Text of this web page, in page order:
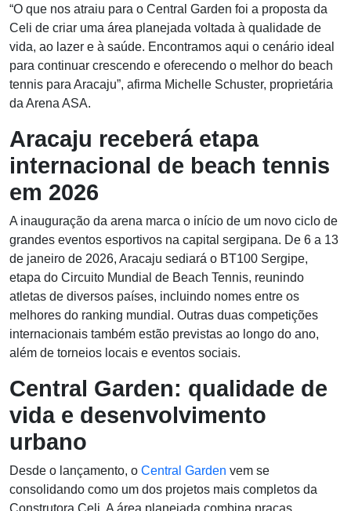
“O que nos atraiu para o Central Garden foi a proposta da
Celi de criar uma área planejada voltada à qualidade de
vida, ao lazer e à saúde. Encontramos aqui o cenário ideal
para continuar crescendo e oferecendo o melhor do beach
tennis para Aracaju”, afirma Michelle Schuster, proprietária
da Arena ASA.
Aracaju receberá etapa
internacional de beach tennis
em 2026
A inauguração da arena marca o início de um novo ciclo de
grandes eventos esportivos na capital sergipana. De 6 a 13
de janeiro de 2026, Aracaju sediará o BT100 Sergipe,
etapa do Circuito Mundial de Beach Tennis, reunindo
atletas de diversos países, incluindo nomes entre os
melhores do ranking mundial. Outras duas competições
internacionais também estão previstas ao longo do ano,
além de torneios locais e eventos sociais.
Central Garden: qualidade de
vida e desenvolvimento
urbano
Desde o lançamento, o Central Garden vem se
consolidando como um dos projetos mais completos da
Construtora Celi. A área planejada combina praças